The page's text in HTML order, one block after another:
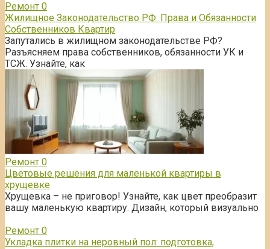
Ремонт 0
Жилищное Законодательство РФ: Права и Обязанности
Собственников Квартир
Запутались в жилищном законодательстве РФ?
Разъясняем права собственников, обязанности УК и
ТСЖ. Узнайте, как
Ремонт 0
Цветовые решения для маленькой квартиры в
хрущевке
Хрущевка – не приговор! Узнайте, как цвет преобразит
вашу маленькую квартиру. Дизайн, который визуально
Ремонт 0
Укладка плитки на неровный пол: подготовка,